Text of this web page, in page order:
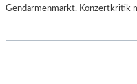
Gendarmenmarkt. Konzertkritik